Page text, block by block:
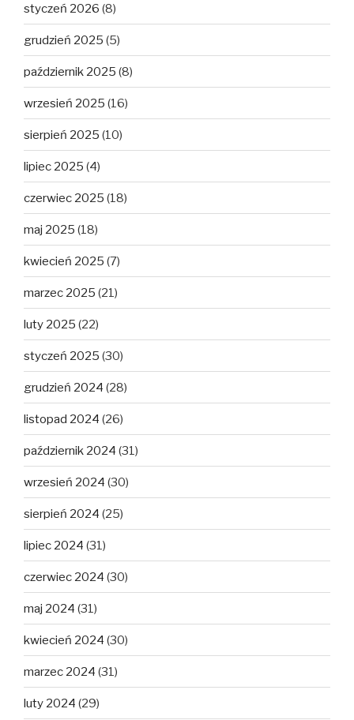
styczeń 2026 (8)
grudzień 2025 (5)
październik 2025 (8)
wrzesień 2025 (16)
sierpień 2025 (10)
lipiec 2025 (4)
czerwiec 2025 (18)
maj 2025 (18)
kwiecień 2025 (7)
marzec 2025 (21)
luty 2025 (22)
styczeń 2025 (30)
grudzień 2024 (28)
listopad 2024 (26)
październik 2024 (31)
wrzesień 2024 (30)
sierpień 2024 (25)
lipiec 2024 (31)
czerwiec 2024 (30)
maj 2024 (31)
kwiecień 2024 (30)
marzec 2024 (31)
luty 2024 (29)